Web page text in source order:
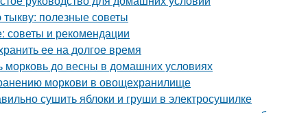
полезные советы
советы и рекомендации
ее на долгое время
морковь до весны в домашних условиях
моркови в овощехранилище
сушить яблоки и груши в электросушилке